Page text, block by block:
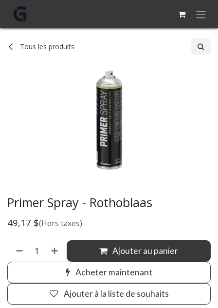
Se rendre au contenu
Tous les produits
Primer Spray - Rothoblaas
49,17 $(Hors taxes)
Ajouter au panier
Acheter maintenant
Ajouter à la liste de souhaits